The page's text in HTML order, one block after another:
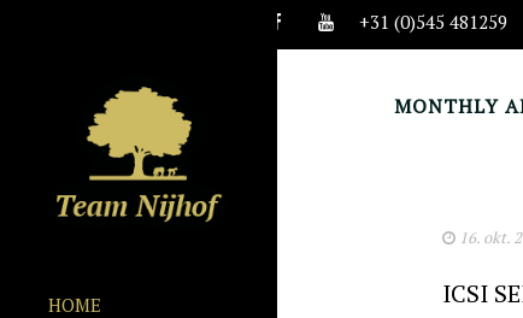
+31 (0)545 481259
HOME
MONTHLY
16. okt.
ICSI